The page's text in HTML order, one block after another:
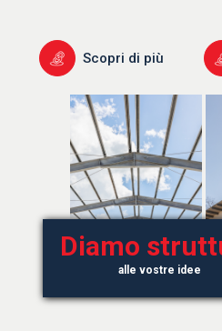
Scopri di più
Diamo
alle vostre idee